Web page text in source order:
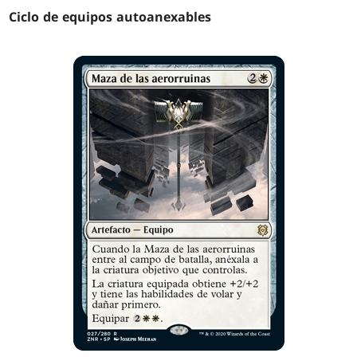
Ciclo de equipos autoanexables